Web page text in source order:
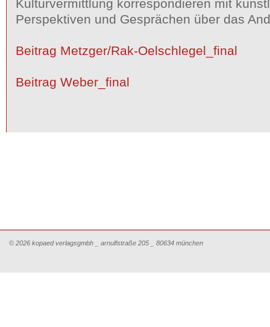
Kulturvermittlung korrespondieren mit
Perspektiven und Gesprächen über das
Beitrag Metzger/Rak-Oelschlegel_final
Beitrag Weber_final
© 2026 kopaed verlagsgmbh _ arnulfstraße 205 _ 80634 münchen